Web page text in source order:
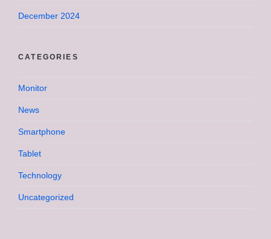
December 2024
CATEGORIES
Monitor
News
Smartphone
Tablet
Technology
Uncategorized